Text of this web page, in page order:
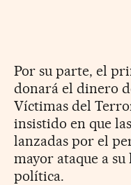
Por su parte, el
donará el dinero
Víctimas del
insistido en que
lanzadas por el
mayor ataque a
política.